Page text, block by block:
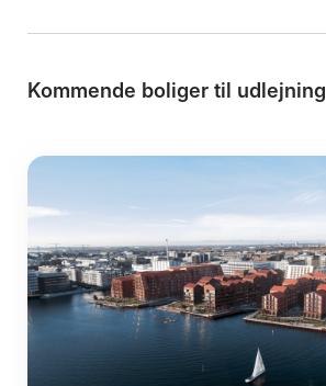
Kommende boliger til udlejning